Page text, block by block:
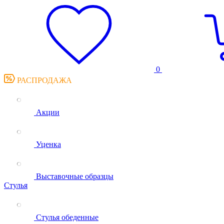
0
РАСПРОДАЖА
Акции
Уценка
Выставочные образцы
Стулья
Стулья обеденные